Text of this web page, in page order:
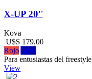
X-UP 20''
Kova
U$S 179,00
Rojo Azul
Para entusiastas del freestyle
View